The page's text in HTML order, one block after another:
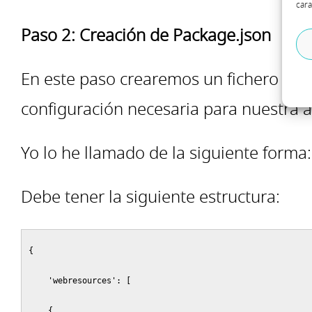
Paso 2: Creación de Package.json
En este paso crearemos un fichero
configuración necesaria para nuestra
Yo lo he llamado de la siguiente
Debe tener la siguiente estructura:
{
    'webresources': [